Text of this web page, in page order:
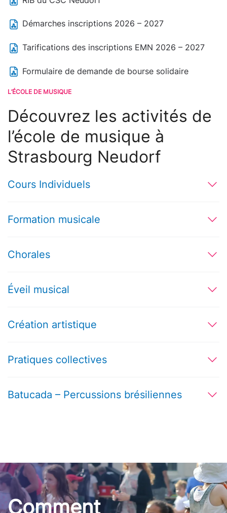
Démarches inscriptions 2026 – 2027
Tarifications des inscriptions EMN 2026 – 2027
Formulaire de demande de bourse solidaire
L’ÉCOLE DE MUSIQUE
Découvrez les activités de
l’école de musique à
Strasbourg Neudorf
Cours Individuels
Formation musicale
Chorales
Éveil musical
Création artistique
Pratiques collectives
Batucada – Percussions brésiliennes
Comment